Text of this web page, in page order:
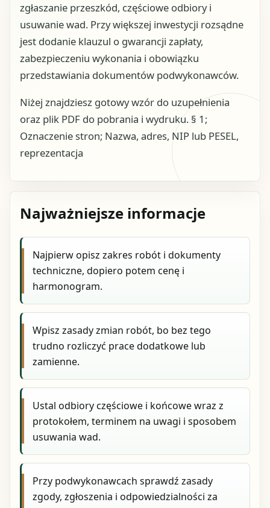
zgłaszanie przeszkód, częściowe odbiory i
usuwanie wad. Przy większej inwestycji rozsądne
jest dodanie klauzul o gwarancji zapłaty,
zabezpieczeniu wykonania i obowiązku
przedstawiania dokumentów podwykonawców.
Niżej znajdziesz gotowy wzór do uzupełnienia
oraz plik PDF do pobrania i wydruku. § 1;
Oznaczenie stron; Nazwa, adres, NIP lub PESEL,
reprezentacja
Najważniejsze informacje
Najpierw opisz zakres robót i dokumenty
techniczne, dopiero potem cenę i
harmonogram.
Wpisz zasady zmian robót, bo bez tego
trudno rozliczyć prace dodatkowe lub
zamienne.
Ustal odbiory częściowe i końcowe wraz z
protokołem, terminem na uwagi i sposobem
usuwania wad.
Przy podwykonawcach sprawdź zasady
zgody, zgłoszenia i odpowiedzialności za